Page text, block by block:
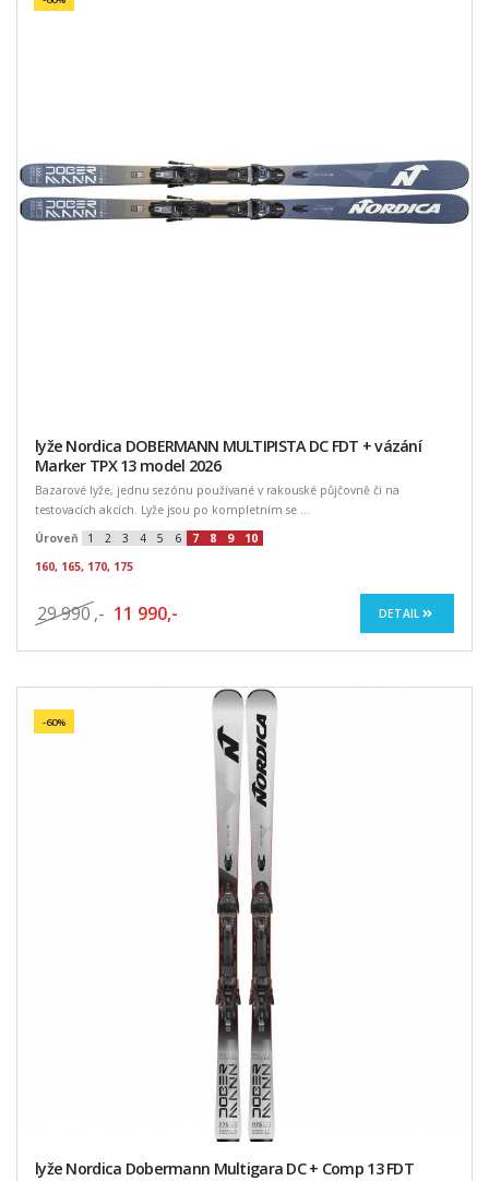
lyže Nordica DOBERMANN MULTIPISTA DC FDT + vázání
Marker TPX 13 model 2026
Bazarové lyže, jednu sezónu používané v rakouské půjčovně či na
testovacích akcích. Lyže jsou po kompletním se ...
Úroveň
1 2 3 4 5 6 7 8 9
10
160, 165, 170, 175
29 990 ,- 11 990,- DETAIL
-60%
lyže Nordica Dobermann Multigara DC + Comp 13 FDT